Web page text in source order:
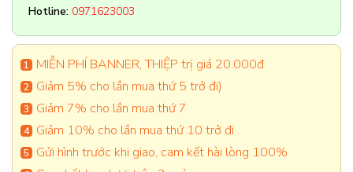
Hotline: 0971623003
MIỄN PHÍ BANNER, THIỆP trị giá 20.000đ
Giảm 5% cho lần mua thứ 5 trở đi)
Giảm 7% cho lần mua thứ 7
Giảm 10% cho lần mua thứ 10 trở đi
Gửi hình trước khi giao, cam kết hài lòng 100%